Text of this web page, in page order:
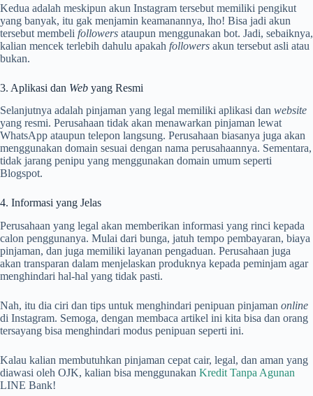
Kedua adalah meskipun akun Instagram tersebut memiliki pengikut
yang banyak, itu gak menjamin keamanannya, lho! Bisa jadi akun
tersebut membeli followers ataupun menggunakan bot. Jadi, sebaiknya,
kalian mencek terlebih dahulu apakah followers akun tersebut asli atau
bukan.
3. Aplikasi dan Web yang Resmi
Selanjutnya adalah pinjaman yang legal memiliki aplikasi dan website
yang resmi. Perusahaan tidak akan menawarkan pinjaman lewat
WhatsApp ataupun telepon langsung. Perusahaan biasanya juga akan
menggunakan domain sesuai dengan nama perusahaannya. Sementara,
tidak jarang penipu yang menggunakan domain umum seperti
Blogspot.
4. Informasi yang Jelas
Perusahaan yang legal akan memberikan informasi yang rinci kepada
calon penggunanya. Mulai dari bunga, jatuh tempo pembayaran, biaya
pinjaman, dan juga memiliki layanan pengaduan. Perusahaan juga
akan transparan dalam menjelaskan produknya kepada peminjam agar
menghindari hal-hal yang tidak pasti.
Nah, itu dia ciri dan tips untuk menghindari penipuan pinjaman online
di Instagram. Semoga, dengan membaca artikel ini kita bisa dan orang
tersayang bisa menghindari modus penipuan seperti ini.
Kalau kalian membutuhkan pinjaman cepat cair, legal, dan aman yang
diawasi oleh OJK, kalian bisa menggunakan Kredit Tanpa Agunan
LINE Bank!